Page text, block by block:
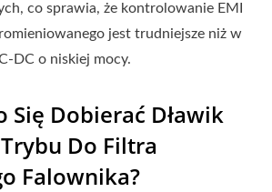
co sprawia, że kontrolowanie EMI
jest trudniejsze niż w
DC o niskiej mocy.
Się Dobierać Dławik
Do Filtra
Falownika?